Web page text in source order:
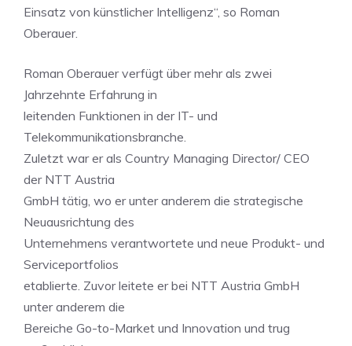
Einsatz von künstlicher Intelligenz“, so Roman
Oberauer.
Roman Oberauer verfügt über mehr als zwei
Jahrzehnte Erfahrung in
leitenden Funktionen in der IT- und
Telekommunikationsbranche.
Zuletzt war er als Country Managing Director/ CEO
der NTT Austria
GmbH tätig, wo er unter anderem die strategische
Neuausrichtung des
Unternehmens verantwortete und neue Produkt- und
Serviceportfolios
etablierte. Zuvor leitete er bei NTT Austria GmbH
unter anderem die
Bereiche Go-to-Market und Innovation und trug